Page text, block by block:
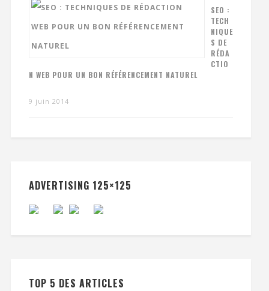
SEO :
TECH
NIQUE
S DE
RÉDA
CTIO
N WEB POUR UN BON RÉFÉRENCEMENT NATUREL
9 juin 2014
ADVERTISING 125×125
TOP 5 DES ARTICLES